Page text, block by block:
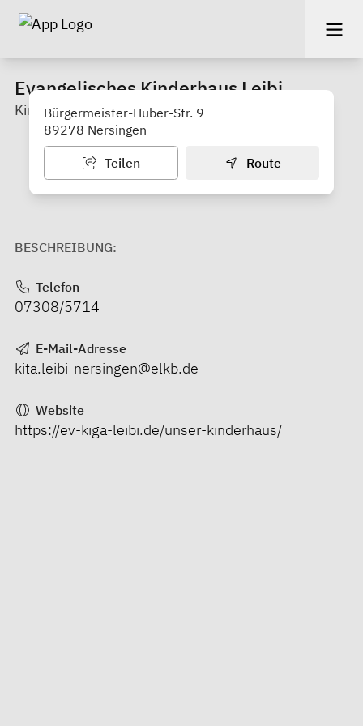
Evangelisches Kinderhaus Leibi
Kinderkrippe
Bürgermeister-Huber-Str. 9
89278 Nersingen
Teilen Route
BESCHREIBUNG:
Telefon
07308/5714
E-Mail-Adresse
kita.leibi-nersingen@elkb.de
Website
https://ev-kiga-leibi.de/unser-kinderhaus/